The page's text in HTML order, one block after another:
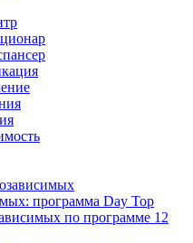
программа Day Top
по программе 12